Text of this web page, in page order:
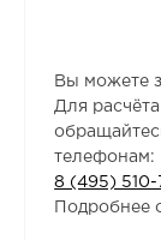
Вы можете
Для
телефонам:
8 (495) 510-
Подробнее